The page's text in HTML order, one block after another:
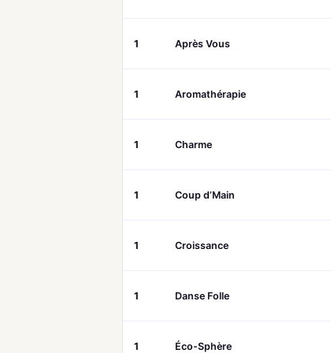
1 Après Vous
1 Aromathérapie
1 Charme
1 Coup d’Main
1 Croissance
1 Danse Folle
1 Éco-Sphère